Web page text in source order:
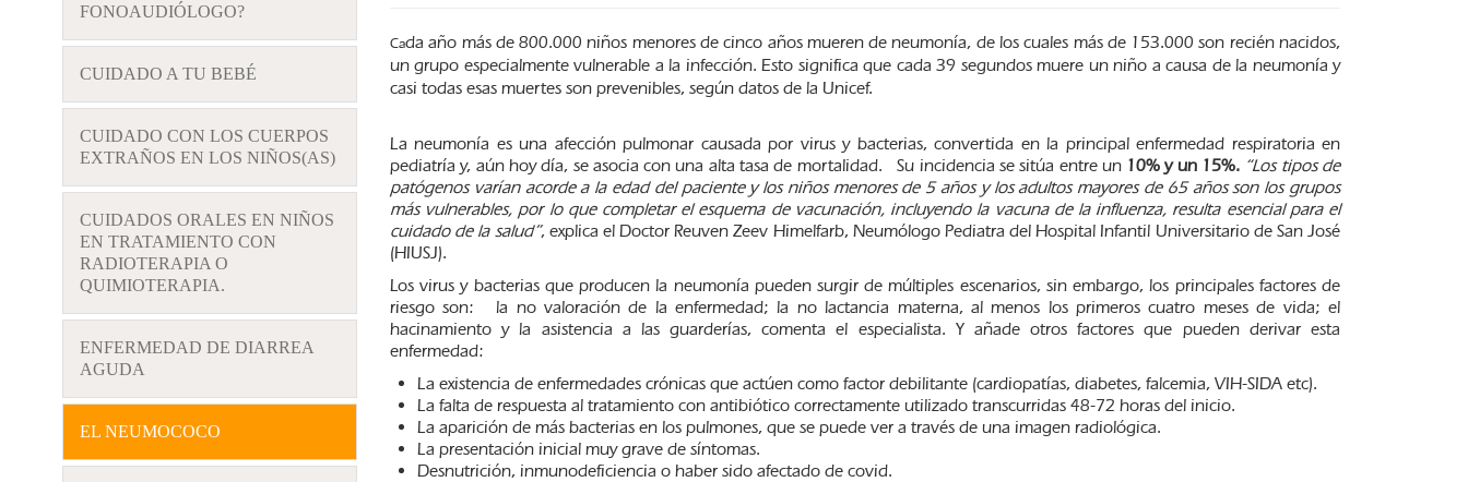
FONOAUDIÓLOGO?
CUIDADO A TU BEBÉ
CUIDADO CON LOS CUERPOS
EXTRAÑOS EN LOS NIÑOS(AS)
CUIDADOS ORALES EN NIÑOS
EN TRATAMIENTO CON
RADIOTERAPIA O
QUIMIOTERAPIA.
ENFERMEDAD DE DIARREA
AGUDA
EL NEUMOCOCO
Cada año más de 800.000 niños menores de cinco años mueren de neumonía, de los cuales más de 153.000 son recién nacidos,
un grupo especialmente vulnerable a la infección. Esto significa que cada 39 segundos muere un niño a causa de la neumonía y
casi todas esas muertes son prevenibles, según datos de la Unicef.
La neumonía es una afección pulmonar causada por virus y bacterias, convertida en la principal enfermedad respiratoria en
pediatría y, aún hoy día, se asocia con una alta tasa de mortalidad. Su incidencia se sitúa entre un 10% y un 15%. “Los tipos de
patógenos varían acorde a la edad del paciente y los niños menores de 5 años y los adultos mayores de 65 años son los grupos
más vulnerables, por lo que completar el esquema de vacunación, incluyendo la vacuna de la influenza, resulta esencial para el
cuidado de la salud”, explica el Doctor Reuven Zeev Himelfarb, Neumólogo Pediatra del Hospital Infantil Universitario de San José
(HIUSJ).
Los virus y bacterias que producen la neumonía pueden surgir de múltiples escenarios, sin embargo, los principales factores de
riesgo son: la no valoración de la enfermedad; la no lactancia materna, al menos los primeros cuatro meses de vida; el
hacinamiento y la asistencia a las guarderías, comenta el especialista. Y añade otros factores que pueden derivar esta
enfermedad:
La existencia de enfermedades crónicas que actúen como factor debilitante (cardiopatías, diabetes, falcemia, VIH-SIDA etc).
La falta de respuesta al tratamiento con antibiótico correctamente utilizado transcurridas 48-72 horas del inicio.
La aparición de más bacterias en los pulmones, que se puede ver a través de una imagen radiológica.
La presentación inicial muy grave de síntomas.
Desnutrición, inmunodeficiencia o haber sido afectado de covid.